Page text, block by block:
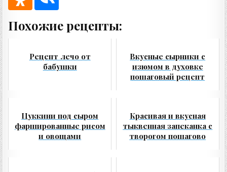
Похожие рецепты:
Рецепт лечо от
бабушки
Вкусные сырники с
изюмом в духовке
пошаговый рецепт
Цуккини под сыром
фаршированные рисом
и овощами
Красивая и вкусная
тыквенная запеканка с
творогом пошагово